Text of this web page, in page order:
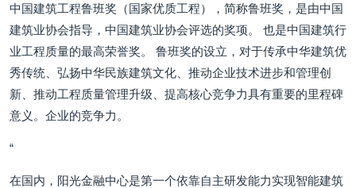
中国建筑工程鲁班奖（国家优质工程），简称鲁班奖，是由中国
建筑业协会指导，中国建筑业协会评选的奖项。 也是中国建筑行
业工程质量的最高荣誉奖。 鲁班奖的设立，对于传承中华建筑优
秀传统、弘扬中华民族建筑文化、推动企业技术进步和管理创
新、推动工程质量管理升级、提高核心竞争力具有重要的里程碑
意义。企业的竞争力。
“
在国内，阳光金融中心是第一个依靠自主研发能力实现智能建筑